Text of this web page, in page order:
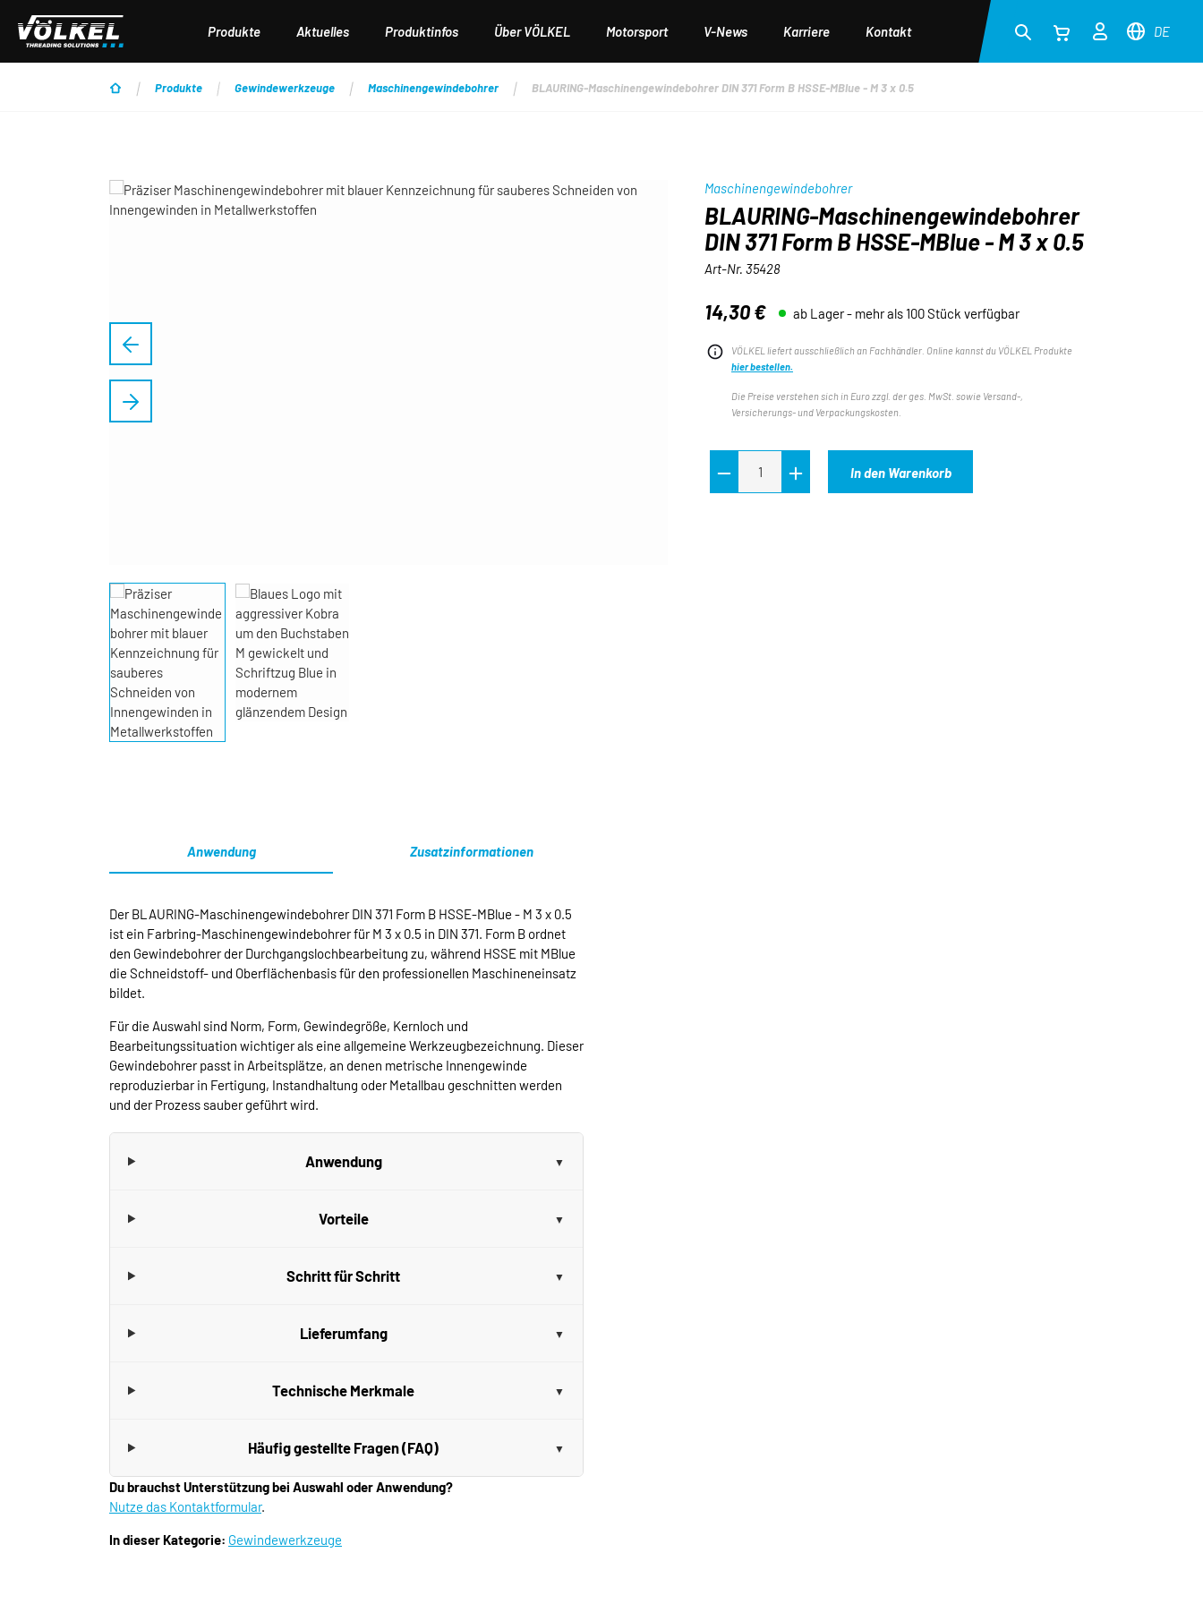
Hauptinhalt springen
Zur Suche springen
Zur Hauptnavigation springen
Produkte Aktuelles Produktinfos Über VÖLKEL Motorsport V-News Karriere Kontakt DE
Produkte Gewindewerkzeuge Maschinengewindebohrer BLAURING-Maschinengewindebohrer DIN 371 Form B HSSE-MBlue - M 3 x 0.5
Bildergalerie überspringen Maschinengewindebohrer
BLAURING-Maschinengewindebohrer
DIN 371 Form B HSSE-MBlue - M 3 x 0.5
Art-Nr. 35428
Regulärer Preis:
14,30 € ab Lager - mehr als 100 Stück verfügbar
VÖLKEL liefert ausschließlich an Fachhändler. Online kannst du VÖLKEL Produkte
hier bestellen.
Die Preise verstehen sich in Euro zzgl. der ges. MwSt. sowie Versand-,
Versicherungs- und Verpackungskosten.
In den Warenkorb
Anwendung Zusatzinformationen
Der BLAURING-Maschinengewindebohrer DIN 371 Form B HSSE-MBlue - M 3 x 0.5
ist ein Farbring-Maschinengewindebohrer für M 3 x 0.5 in DIN 371. Form B ordnet
den Gewindebohrer der Durchgangslochbearbeitung zu, während HSSE mit MBlue
die Schneidstoff- und Oberflächenbasis für den professionellen Maschineneinsatz
bildet.
Für die Auswahl sind Norm, Form, Gewindegröße, Kernloch und
Bearbeitungssituation wichtiger als eine allgemeine Werkzeugbezeichnung. Dieser
Gewindebohrer passt in Arbeitsplätze, an denen metrische Innengewinde
reproduzierbar in Fertigung, Instandhaltung oder Metallbau geschnitten werden
und der Prozess sauber geführt wird.
Anwendung
Vorteile
Schritt für Schritt
Lieferumfang
Technische Merkmale
Häufig gestellte Fragen (FAQ)
Du brauchst Unterstützung bei Auswahl oder Anwendung?
Nutze das Kontaktformular.
In dieser Kategorie: Gewindewerkzeuge